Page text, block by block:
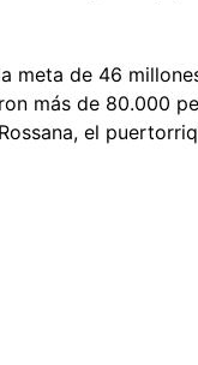
meta de 46
más de 80.000
el